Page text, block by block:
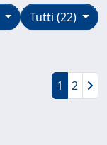
Tutti (22)
1 2